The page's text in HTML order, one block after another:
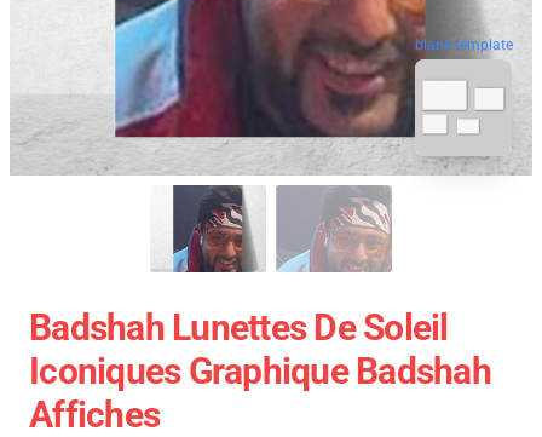
blank template
Badshah Lunettes De Soleil
Iconiques Graphique Badshah
Affiches